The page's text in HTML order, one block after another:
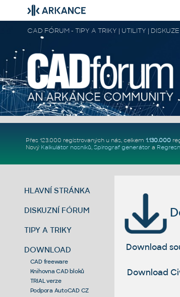
CAD FÓRUM - TIPY A TRIKY | UTILITY |
Přes 123.000 registrovaných u nás, celkem 1.130.000
Nový Kalkulátor nosníků, Spirograf generátor a
HLAVNÍ STRÁNKA
DISKUZNÍ FÓRUM
TIPY A TRIKY
DOWNLOAD
CAD freeware
Knihovna CAD bloků
TRIAL verze
Podpora AutoCAD CZ
Download
Download